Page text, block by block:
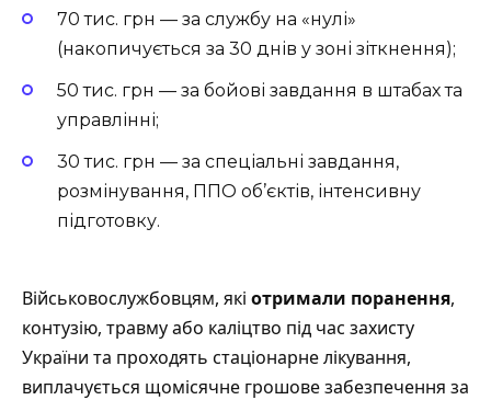
70 тис. грн — за службу на «нулі»
(накопичується за 30 днів у зоні зіткнення);
50 тис. грн — за бойові завдання в штабах та
управлінні;
30 тис. грн — за спеціальні завдання,
розмінування, ППО об’єктів, інтенсивну
підготовку.
Військовослужбовцям, які отримали поранення,
контузію, травму або каліцтво під час захисту
України та проходять стаціонарне лікування,
виплачується щомісячне грошове забезпечення за